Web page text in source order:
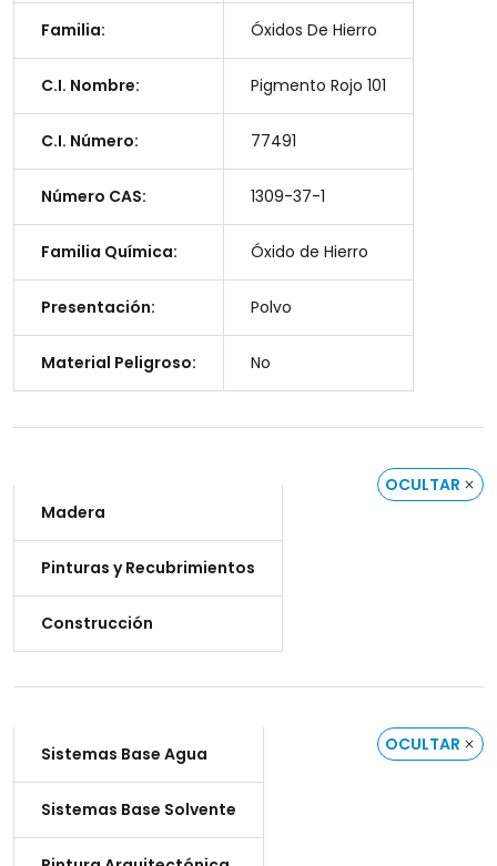
Familia: Óxidos De Hierro
C.I. Nombre: Pigmento Rojo 101
C.I. Número: 77491
Número CAS: 1309-37-1
Familia Química: Óxido de Hierro
Presentación: Polvo
Material Peligroso: No
OCULTAR
Madera
Pinturas y Recubrimientos
Construcción
OCULTAR
Sistemas Base Agua
Sistemas Base Solvente